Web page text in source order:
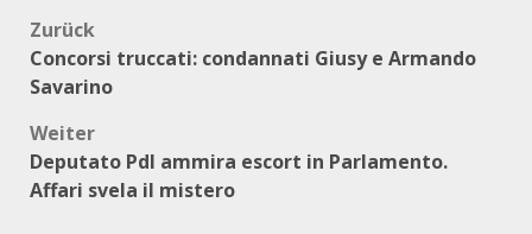
Beitragsnavigation
Zurück
Concorsi truccati: condannati Giusy e Armando
Savarino
Weiter
Deputato Pdl ammira escort in Parlamento.
Affari svela il mistero